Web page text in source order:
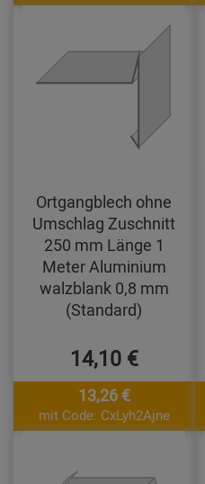
Ortgangblech ohne
Umschlag Zuschnitt
250 mm Länge 1
Meter Aluminium
walzblank 0,8 mm
(Standard)
14,10 €
13,26 €
mit Code: CxLyh2Ajne